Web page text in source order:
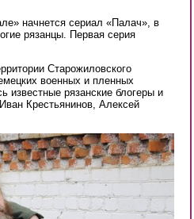
начнется сериал «Палач», в
рязанцы. Первая серия
Старожиловского
военных и пленных
известные рязанские блогеры и
Крестьянинов, Алексей